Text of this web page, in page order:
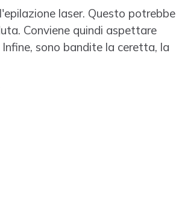
laser. Questo potrebbe
Conviene quindi aspettare
sono bandite la ceretta, la